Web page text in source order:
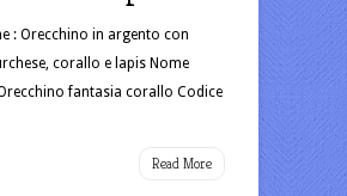
: Orecchino in argento con
corallo e lapis Nome
fantasia corallo Codice
Read More